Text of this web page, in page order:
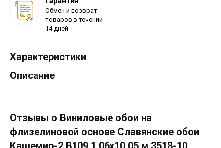
Обмен и возврат
товаров в течении
14 дней
Характеристики
Описание
Отзывы о Виниловые обои на
флизелиновой основе Славянские обои
Кашемир-2 В109 1.06х10.05 м 3518-10